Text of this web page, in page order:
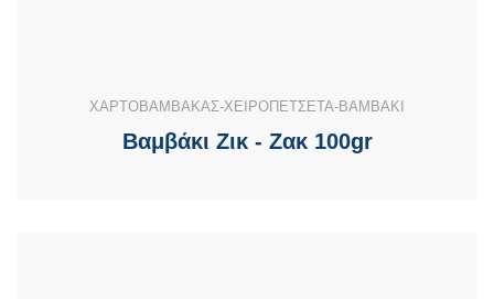
ΧΑΡΤΟΒΑΜΒΑΚΑΣ-ΧΕΙΡΟΠΕΤΣΕΤΑ-ΒΑΜΒΑΚΙ
Βαμβάκι Ζικ - Ζακ 100gr